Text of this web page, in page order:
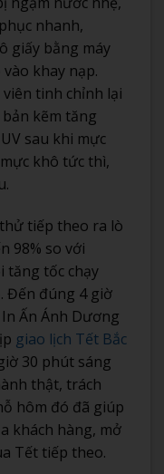
nhanh,
giấy bằng máy
khay nạp.
tinh chỉnh lại
kẽm tăng
sau khi mực
khô tức thì,
tiếp theo ra lò
98% so với
tăng tốc chạy
Đến đúng 4 giờ
Ấn Ánh Dương
giao lịch Tết Bắc
30 phút sáng
thật, trách
hôm đó đã giúp
khách hàng, mở
Tết tiếp theo.